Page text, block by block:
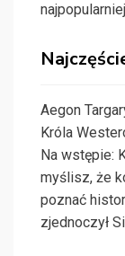
Aegon
Króla
Na wstępie:
myślisz, że
poznać
zjednoczył